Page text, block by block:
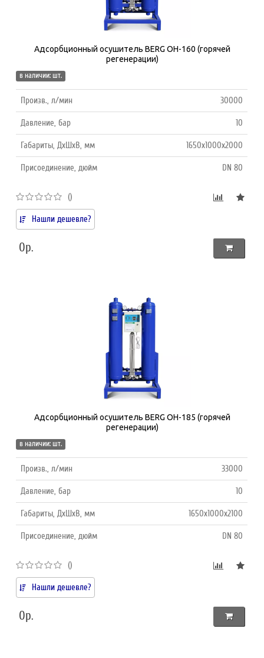
Адсорбционный осушитель BERG ОH-160 (горячей
регенерации)
в наличии: шт.
Произв., л/мин 30000
Давление, бар 10
Габариты, ДхШхВ, мм 1650х1000х2000
Присоединение, дюйм DN 80
()
Нашли дешевле?
0р.
Адсорбционный осушитель BERG ОH-185 (горячей
регенерации)
в наличии: шт.
Произв., л/мин 33000
Давление, бар 10
Габариты, ДхШхВ, мм 1650х1000х2100
Присоединение, дюйм DN 80
()
Нашли дешевле?
0р.